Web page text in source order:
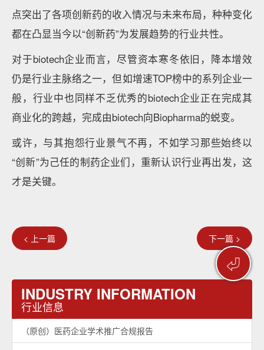
⏎
点突出了各项创新药的收入情况与未来布局，种种变化
都在凸显当今以“创新药”为发展趋势的行业共性。
对于biotech企业而言，尽管资本寒冬依旧，降本增效
仍是行业主脉络之一，但如增速TOP榜中的系列企业一
般，行业中也同样不乏优秀的biotech企业正在完成其
商业化的跨越，完成由biotech向Biopharma的蜕变。
或许，与其抱怨行业景气不再，不如学习那些始终以
“创新”为己任的制药企业们，重新认识行业再出发，这
才是关键。
< 上一篇 下一篇 >
INDUSTRY INFORMATION
行业信息
（原创）医药企业学术推广合规报告